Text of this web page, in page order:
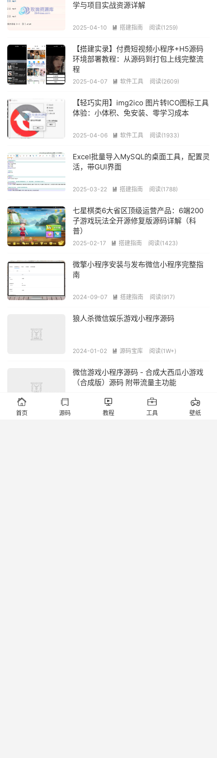
学与项目实战资源详解
2025-04-10  搭建指南 阅读(1259)
【搭建实录】付费短视频小程序+H5源码
环境部署教程：从源码到打包上线完整流
程
2025-04-07  软件工具 阅读(2609)
【轻巧实用】img2ico 图片转ICO图标工具
体验：小体积、免安装、零学习成本
2025-04-06  软件工具 阅读(1933)
Excel批量导入MySQL的桌面工具，配置灵
活，带GUI界面
2025-03-22  搭建指南 阅读(1788)
七星棋类6大省区顶级运营产品：6端200
子游戏玩法全开源修复版源码详解（科
普）
2025-02-17  搭建指南 阅读(1423)
微擎小程序安装与发布微信小程序完整指
南
2024-09-07  搭建指南 阅读(917)
狼人杀微信娱乐游戏小程序源码
2024-01-02  源码宝库 阅读(1W+)
微信游戏小程序源码 - 合成大西瓜小游戏
（合成版）源码 附带流量主功能
2024-01-02  阅读(9097)

首页

源码

教程

工具

壁纸